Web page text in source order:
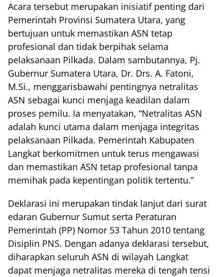
Acara tersebut merupakan inisiatif penting dari
Pemerintah Provinsi Sumatera Utara, yang
bertujuan untuk memastikan ASN tetap
profesional dan tidak berpihak selama
pelaksanaan Pilkada. Dalam sambutannya, Pj.
Gubernur Sumatera Utara, Dr. Drs. A. Fatoni,
M.Si., menggarisbawahi pentingnya netralitas
ASN sebagai kunci menjaga keadilan dalam
proses pemilu. Ia menyatakan, “Netralitas ASN
adalah kunci utama dalam menjaga integritas
pelaksanaan Pilkada. Pemerintah Kabupaten
Langkat berkomitmen untuk terus mengawasi
dan memastikan ASN tetap profesional tanpa
memihak pada kepentingan politik tertentu.”
Deklarasi ini merupakan tindak lanjut dari surat
edaran Gubernur Sumut serta Peraturan
Pemerintah (PP) Nomor 53 Tahun 2010 tentang
Disiplin PNS. Dengan adanya deklarasi tersebut,
diharapkan seluruh ASN di wilayah Langkat
dapat menjaga netralitas mereka di tengah tensi